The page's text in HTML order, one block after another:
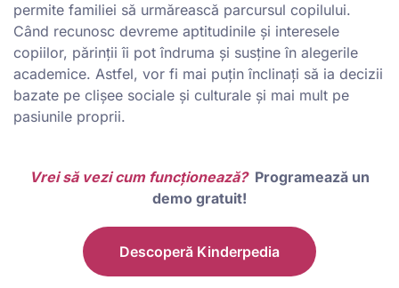
permite familiei să urmărească parcursul copilului.
Când recunosc devreme aptitudinile și interesele
copiilor, părinții îi pot îndruma și susține în alegerile
academice. Astfel, vor fi mai puțin înclinați să ia decizii
bazate pe clișee sociale și culturale și mai mult pe
pasiunile proprii.
Vrei să vezi cum funcționează?Programează un
demo gratuit!
Descoperă Kinderpedia